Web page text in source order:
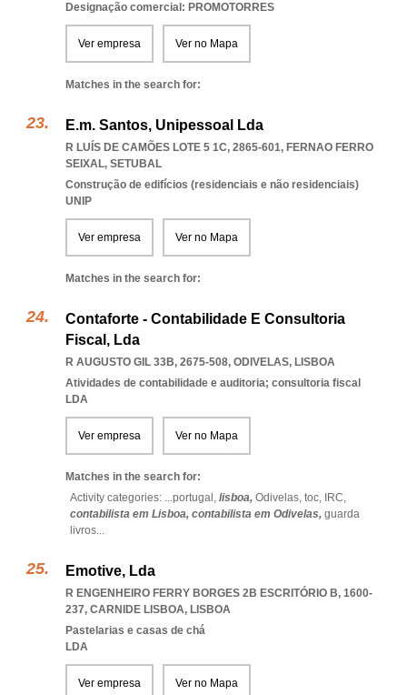
Designação comercial: PROMOTORRES
Ver empresa Ver no Mapa
Matches in the search for:
E.m. Santos, Unipessoal Lda
R LUÍS DE CAMÕES LOTE 5 1C, 2865-601, FERNAO FERRO
SEIXAL, SETUBAL
Construção de edifícios (residenciais e não residenciais)
UNIP
Ver empresa Ver no Mapa
Matches in the search for:
Contaforte - Contabilidade E Consultoria
Fiscal, Lda
R AUGUSTO GIL 33B, 2675-508, ODIVELAS, LISBOA
Atividades de contabilidade e auditoria; consultoria fiscal
LDA
Ver empresa Ver no Mapa
Matches in the search for:
Activity categories: ...portugal, lisboa, Odivelas, toc, IRC,
contabilista em Lisboa, contabilista em Odivelas, guarda
livros...
Emotive, Lda
R ENGENHEIRO FERRY BORGES 2B ESCRITÓRIO B, 1600-
237, CARNIDE LISBOA, LISBOA
Pastelarias e casas de chá
LDA
Ver empresa Ver no Mapa